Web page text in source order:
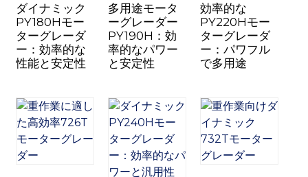
ダイナミック
PY180Hモー
ターグレーダ
ー：効率的な
性能と安定性
多用途モータ
ーグレーダー
PY190H：効
率的なパワー
と安定性
効率的な
PY220Hモー
ターグレーダ
ー：パワフル
で多用途